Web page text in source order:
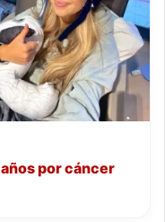
por cáncer